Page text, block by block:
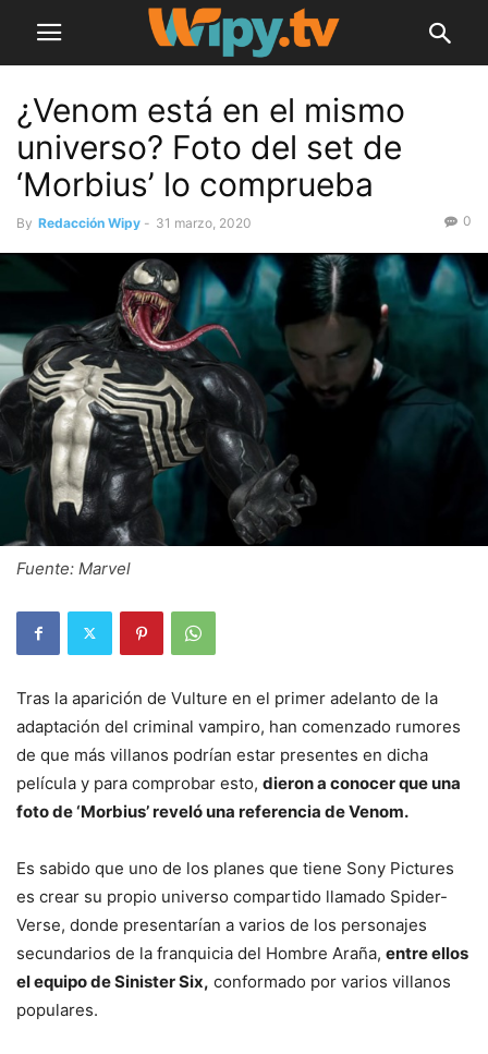
¿Venom está en el mismo
universo? Foto del set de
‘Morbius’ lo comprueba
By Redacción Wipy - 31 marzo, 2020 0
Fuente: Marvel
Tras la aparición de Vulture en el primer adelanto de la
adaptación del criminal vampiro, han comenzado rumores
de que más villanos podrían estar presentes en dicha
película y para comprobar esto, dieron a conocer que una
foto de ‘Morbius’ reveló una referencia de Venom.
Es sabido que uno de los planes que tiene Sony Pictures
es crear su propio universo compartido llamado Spider-
Verse, donde presentarían a varios de los personajes
secundarios de la franquicia del Hombre Araña, entre ellos
el equipo de Sinister Six, conformado por varios villanos
populares.